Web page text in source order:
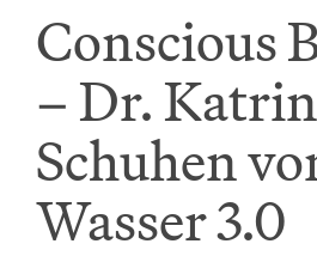
Conscious
– Dr. Katrin
Schuhen
Wasser 3.0